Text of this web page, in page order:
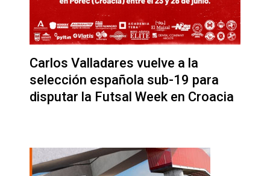
Carlos Valladares vuelve a la
selección española sub-19 para
disputar la Futsal Week en Croacia